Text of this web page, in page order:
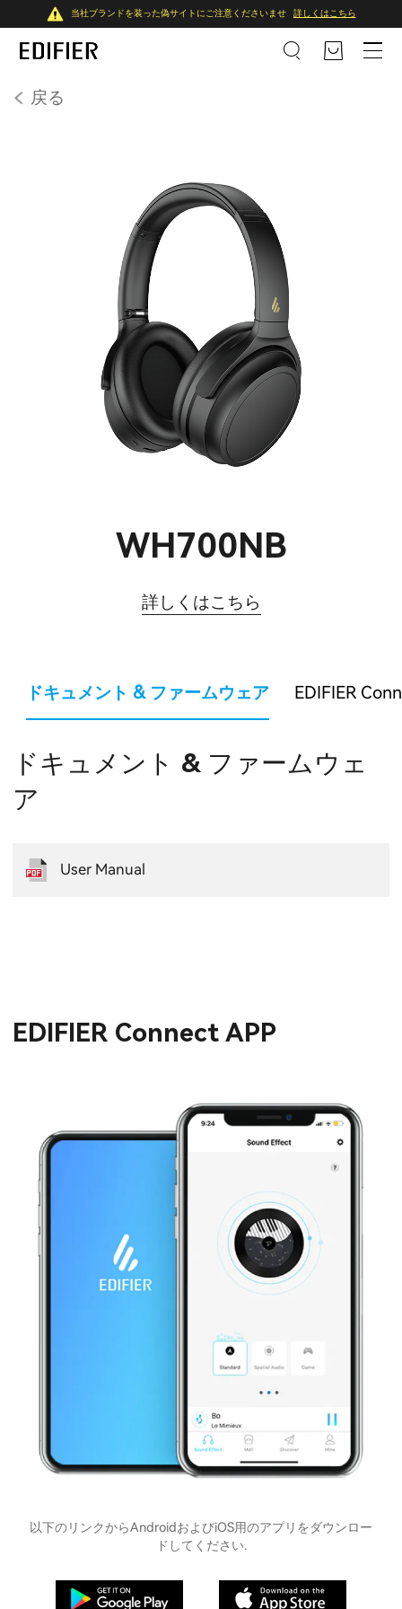
当社ブランドを装った偽サイトにご注意くださいませ 詳しくはこちら
戻る
WH700NB
詳しくはこちら
ドキュメント & ファームウェア EDIFIER
ドキュメント & ファームウェ
ア
User Manual
EDIFIER Connect APP
以下のリンクからAndroidおよびiOS用のアプリをダウンロー
ドしてください.